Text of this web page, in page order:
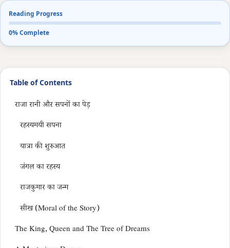
Reading Progress
0% Complete
Table of Contents
राजा रानी और सपनों का पेड़
रहस्यमयी सपना
यात्रा की शुरुआत
जंगल का रहस्य
राजकुमार का जन्म
सीख (Moral of the Story)
The King, Queen and The Tree of Dreams